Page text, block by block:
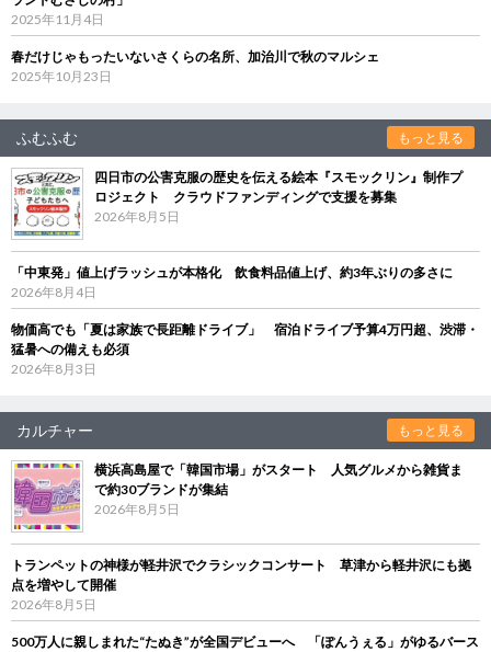
2025年11月4日
春だけじゃもったいないさくらの名所、加治川で秋のマルシェ
2025年10月23日
ふむふむ もっと見る
四日市の公害克服の歴史を伝える絵本『スモックリン』制作プ
ロジェクト クラウドファンディングで支援を募集
2026年8月5日
「中東発」値上げラッシュが本格化 飲食料品値上げ、約3年ぶりの多さに
2026年8月4日
物価高でも「夏は家族で長距離ドライブ」 宿泊ドライブ予算4万円超、渋滞・
猛暑への備えも必須
2026年8月3日
カルチャー もっと見る
横浜高島屋で「韓国市場」がスタート 人気グルメから雑貨ま
で約30ブランドが集結
2026年8月5日
トランペットの神様が軽井沢でクラシックコンサート 草津から軽井沢にも拠
点を増やして開催
2026年8月5日
500万人に親しまれた“たぬき”が全国デビューへ 「ぽんうぇる」がゆるバース